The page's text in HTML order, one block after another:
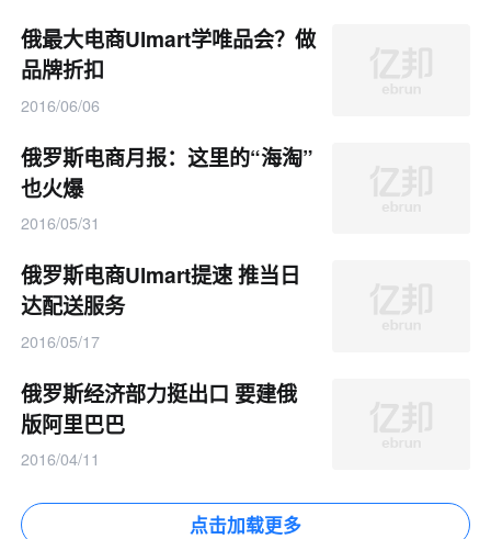
俄最大电商Ulmart学唯品会？做
品牌折扣
2016/06/06
俄罗斯电商月报：这里的“海淘”
也火爆
2016/05/31
俄罗斯电商Ulmart提速 推当日
达配送服务
2016/05/17
俄罗斯经济部力挺出口 要建俄
版阿里巴巴
2016/04/11
点击加载更多